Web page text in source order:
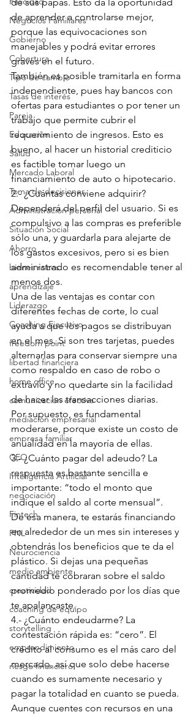
Negocios Familiares
Gobierno
Cobertura
Tipo de cambio
Tasas de interés
Pareja
Educación
Salud
Mercado Laboral
Toma de decisiones
Administración personal
Situación Social
Ahorro
bienes raíces
aprendizaje
Liderazgo
Coaching Ejecutivo
freedom point
libertad financiera
home office
comunicación efectiva
mediación empresarial
empresa familiar
CEO
Inteligencia Artificial
negociación
Fintech
PNL
Neurociencia
medio ambiente
creatividad
coaching de equipo
storytelling
emprendimiento
riesgo financiero
de sus papás. Esto da la oportunidad
de aprender a controlarse mejor,
porque las equivocaciones son
manejables y podrá evitar errores
graves en el futuro.
También es posible tramitarla en forma
independiente, pues hay bancos con
ofertas para estudiantes o por tener un
trabajo que permite cubrir el
requerimiento de ingresos. Esto es
bueno, al hacer un historial crediticio
es factible tomar luego un
financiamiento de auto o hipotecario.
2.- ¿Cuántas conviene adquirir?
Dependerá del perfil del usuario. Si es
compulsivo a las compras es preferible
sólo una, y guardarla para alejarte de
los gastos excesivos, pero si es bien
administrado es recomendable tener al
menos dos.
Una de las ventajas es contar con
diferentes fechas de corte, lo cual
ayuda a que los pagos se distribuyan
en el mes. Si son tres tarjetas, puedes
alternarlas para conservar siempre una
como respaldo en caso de robo o
extravío y no quedarte sin la facilidad
de hacer las transacciones diarias.
Por supuesto, es fundamental
moderarse, porque existe un costo de
anualidad en la mayoría de ellas.
3.- ¿Cuánto pagar del adeudo? La
respuesta es bastante sencilla e
importante: “todo el monto que
indique el saldo al corte mensual”.
De esa manera, te estarás financiando
en alrededor de un mes sin intereses y
obtendrás los beneficios que te da el
plástico. Si dejas una pequeñas
cantidad te cobraran sobre el saldo
promedio ponderado por los días que
te apalancaste.
4.- ¿Cuánto endeudarme? La
contestación rápida es: “cero”. El
crédito al consumo es el más caro del
mercado, así que solo debe hacerse
cuando es sumamente necesario y
pagar la totalidad en cuanto se pueda.
Aunque cuentes con recursos en una